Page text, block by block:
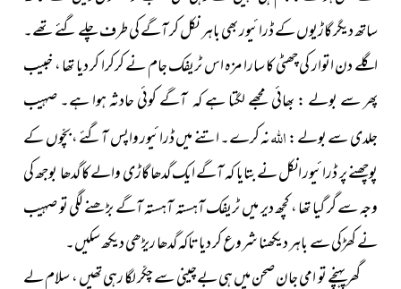
ساتھ دیگر گاڑیوں کے ڈرائیور بھی باہر نکل کر آگے کی طرف چلے گئے تھے۔
اگلے دن اتوار کی چھٹی کا سارا مزہ اس ٹریفک جام نے کرکرا کر دیا تھا ، خبیب
پھر سے بولے : بھائی مجھے لگتا ہے کہ آگے کوئی حادثہ ہوا ہے۔ صہیب
جلدی سے بولے :اللہنہ کرے۔ اتنے میں ڈرائیور واپس آگئے ، بچّوں کے
پوچھنے پر ڈرائیور انکل نے بتایا کہ آگے ایک گدھا گاڑی والے کا گدھا بوجھ کی
وجہ سے گر گیا تھا ، کچھ دیر میں ٹریفک آہستہ آہستہ آگے بڑھنے لگی تو صہیب
نے کھڑکی سے باہر دیکھنا شروع کر دیا تاکہ گدھا ریڑھی دیکھ سکیں۔
گھر پہنچے تو امی جان صحن میں ہی بےچینی سے چکّر لگا رہی تھیں ، سلام لے